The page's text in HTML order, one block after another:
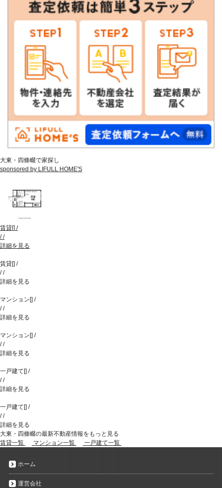
大東・四條畷で家探し
sponsored by LIFULL HOME'S
賃貸[] /
//
詳細を見る
賃貸[] /
//
詳細を見る
マンション [] /
//
詳細を見る
マンション [] /
//
詳細を見る
一戸建て [] /
//
詳細を見る
一戸建て [] /
//
詳細を見る
大東・四條畷の最新不動産情報をもっと見る
賃貸一覧
マンション一覧 一戸建て一覧
ホーム
運営会社